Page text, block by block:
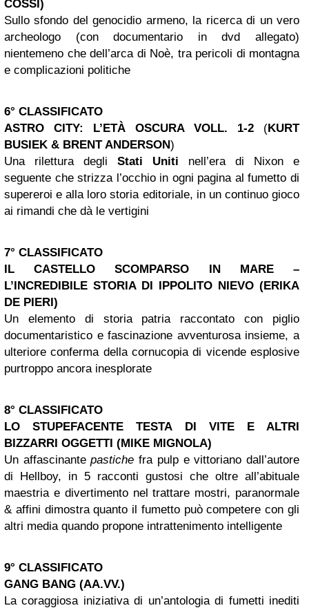
COSSI)
Sullo sfondo del genocidio armeno, la ricerca di un vero
archeologo (con documentario in dvd allegato)
nientemeno che dell’arca di Noè, tra pericoli di montagna
e complicazioni politiche
6° CLASSIFICATO
ASTRO CITY: L’ETÀ OSCURA VOLL. 1-2 (KURT
BUSIEK & BRENT ANDERSON)
Una rilettura degli Stati Uniti nell’era di Nixon e
seguente che strizza l’occhio in ogni pagina al fumetto di
supereroi e alla loro storia editoriale, in un continuo gioco
ai rimandi che dà le vertigini
7° CLASSIFICATO
IL CASTELLO SCOMPARSO IN MARE –
L’INCREDIBILE STORIA DI IPPOLITO NIEVO (ERIKA
DE PIERI)
Un elemento di storia patria raccontato con piglio
documentaristico e fascinazione avventurosa insieme, a
ulteriore conferma della cornucopia di vicende esplosive
purtroppo ancora inesplorate
8° CLASSIFICATO
LO STUPEFACENTE TESTA DI VITE E ALTRI
BIZZARRI OGGETTI (MIKE MIGNOLA)
Un affascinantepastiche fra pulp e vittoriano dall’autore
di Hellboy, in 5 racconti gustosi che oltre all’abituale
maestria e divertimento nel trattare mostri, paranormale
& affini dimostra quanto il fumetto può competere con gli
altri media quando propone intrattenimento intelligente
9° CLASSIFICATO
GANG BANG (AA.VV.)
La coraggiosa iniziativa di un’antologia di fumetti inediti